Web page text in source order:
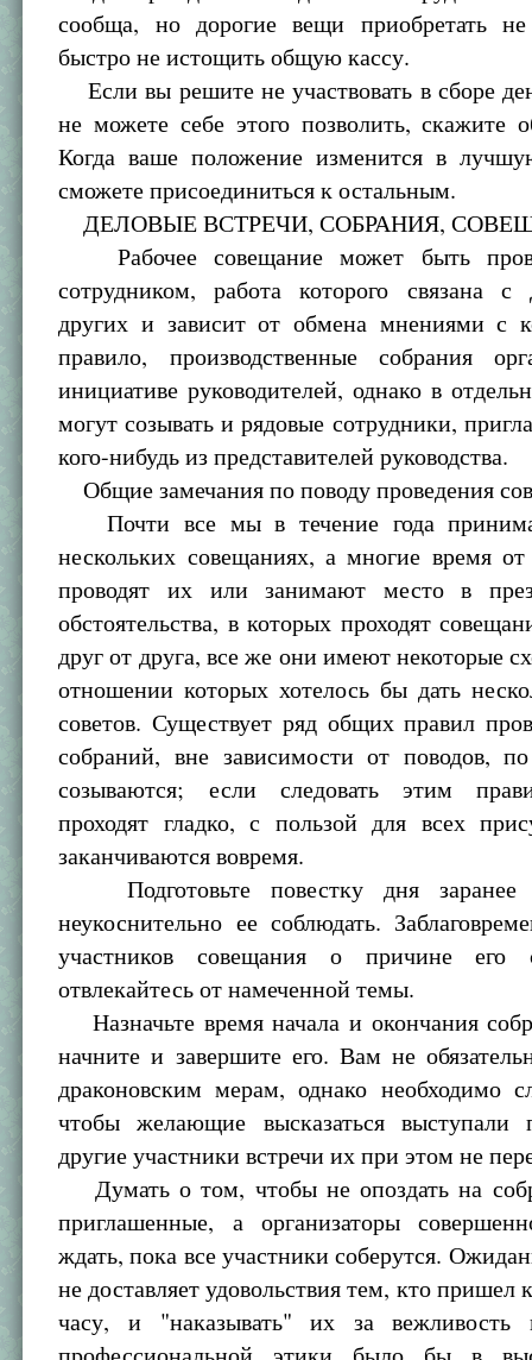
сообща, но дорогие вещи приобретать
быстро не истощить общую кассу.
Если вы решите не участвовать в сборе
не можете себе этого позволить, скажите
Когда ваше положение изменится в
сможете присоединиться к остальным.
ДЕЛОВЫЕ ВСТРЕЧИ, СОБРАНИЯ,
Рабочее совещание может быть
сотрудником, работа которого связана с
других и зависит от обмена мнениями с
правило, производственные собрания
инициативе руководителей, однако в
могут созывать и рядовые сотрудники,
кого-нибудь из представителей руководства.
Общие замечания по поводу проведения
Почти все мы в течение года
нескольких совещаниях, а многие время
проводят их или занимают место в
обстоятельства, в которых проходят
друг от друга, все же они имеют некоторые
отношении которых хотелось бы дать
советов. Существует ряд общих правил
собраний, вне зависимости от поводов,
созываются; если следовать этим
проходят гладко, с пользой для всех
заканчиваются вовремя.
Подготовьте повестку дня заранее
неукоснительно ее соблюдать.
участников совещания о причине
отвлекайтесь от намеченной темы.
Назначьте время начала и окончания
начните и завершите его. Вам не
драконовским мерам, однако необходимо
чтобы желающие высказаться выступали
другие участники встречи их при этом не
Думать о том, чтобы не опоздать на
приглашенные, а организаторы
ждать, пока все участники соберутся.
не доставляет удовольствия тем, кто пришел
часу, и "наказывать" их за вежливость